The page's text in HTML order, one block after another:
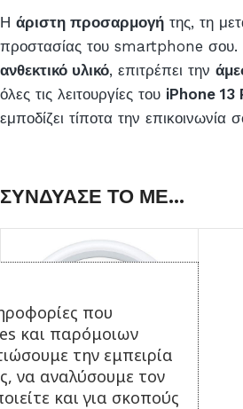
Η άριστη προσαρμογή της, τη
προστασίας του smartphone
ανθεκτικό υλικό, επιτρέπει την
όλες τις λειτουργίες του iPhone 13
εμποδίζει τίποτα την επικοινωνία
ΣΥΝΔΥΑΣΕ ΤΟ ΜΕ...
που
και παρόμοιων
την εμπειρία
να αναλύσουμε τον
και για σκοπούς